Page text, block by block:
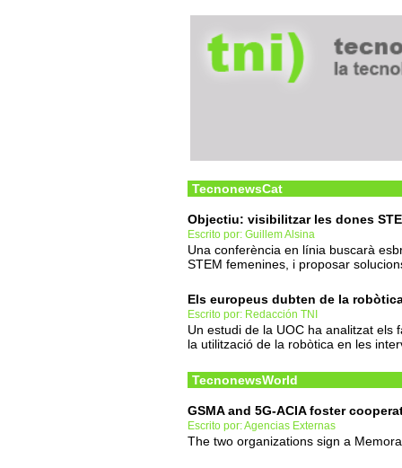
TecnonewsCat
Objectiu: visibilitzar les dones
Escrito por: Guillem Alsina
Una conferència en línia buscarà
STEM femenines, i proposar
Els europeus dubten de la
Escrito por: Redacción TNI
Un estudi de la UOC ha analitzat els
la utilització de la robòtica en les
TecnonewsWorld
GSMA and 5G-ACIA foster
Escrito por: Agencias Externas
The two organizations sign a